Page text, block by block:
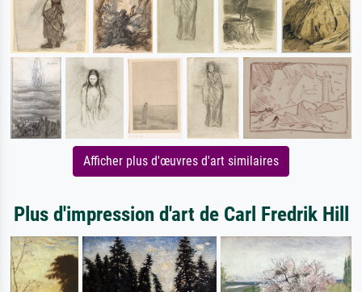
Afficher plus d'œuvres d'art similaires
Plus d'impression d'art de Carl Fredrik Hill